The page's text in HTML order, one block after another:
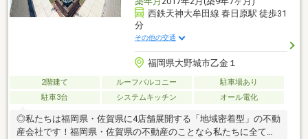
西鉄天神大牟田線 春日原駅 徒歩31
分
その他の交通
福岡県大野城市乙金１
2階建て ルーフバルコニー
駐車場あり
駐車3台
システムキッチン オール電化
◎私たちは福岡県・佐賀県に4店舗展開する「地域密着型」の不動
産会社です！福岡県・佐賀県の不動産のことなら私たちに全てお